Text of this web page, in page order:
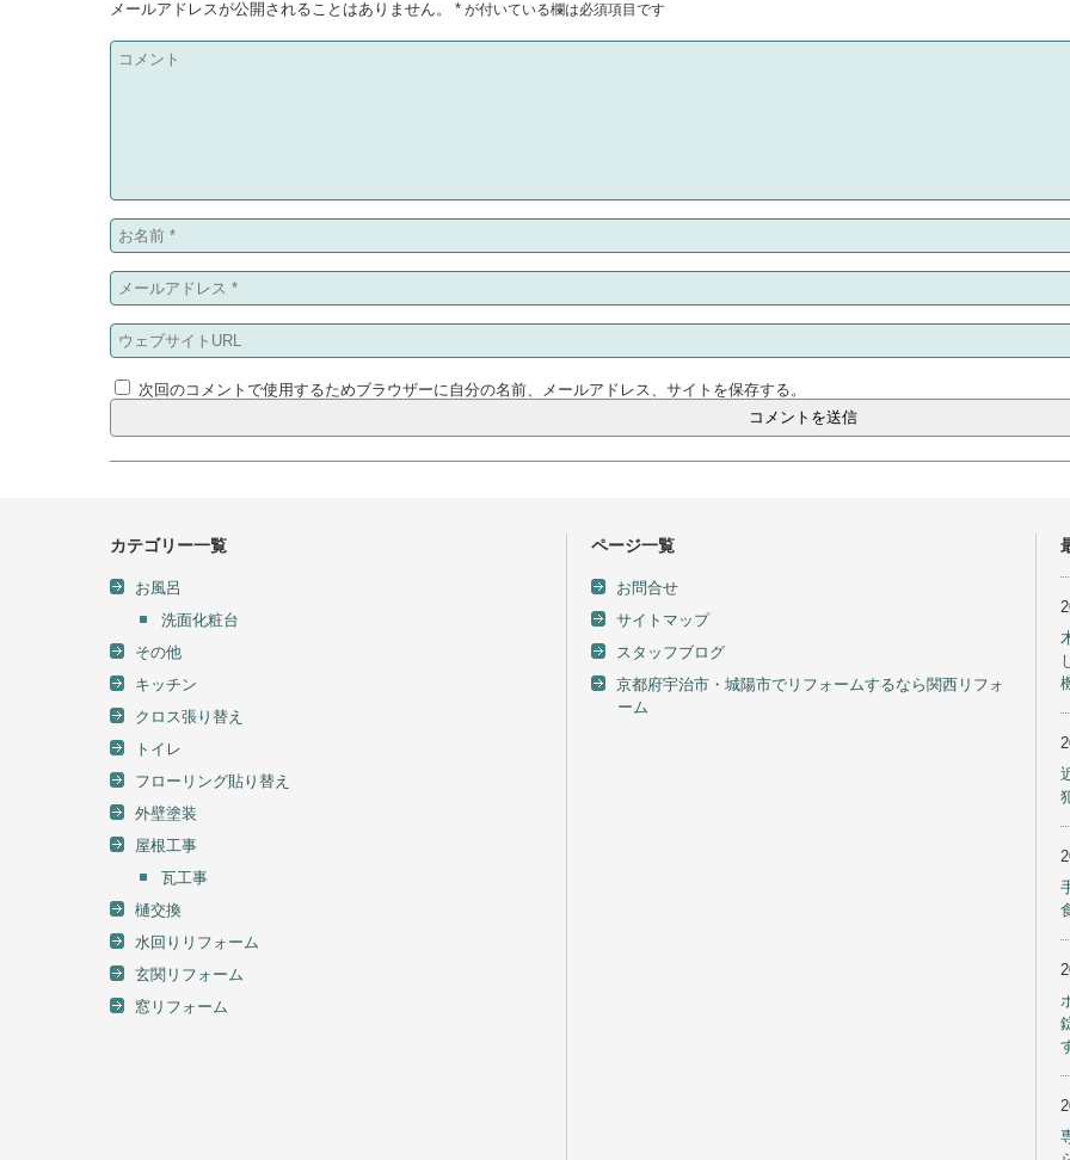
メールアドレスが公開されることはありません。 * が付いている欄は必須項目です
次回のコメントで使用するためブラウザーに自分の名前、メールアドレス、サイトを保存する。
カテゴリー一覧
お風呂
洗面化粧台
その他
キッチン
クロス張り替え
トイレ
フローリング貼り替え
外壁塗装
屋根工事
瓦工事
樋交換
水回りリフォーム
玄関リフォーム
窓リフォーム
ページ一覧
お問合せ
サイトマップ
スタッフブログ
京都府宇治市・城陽市でリフォームするなら関西リフォ
ーム